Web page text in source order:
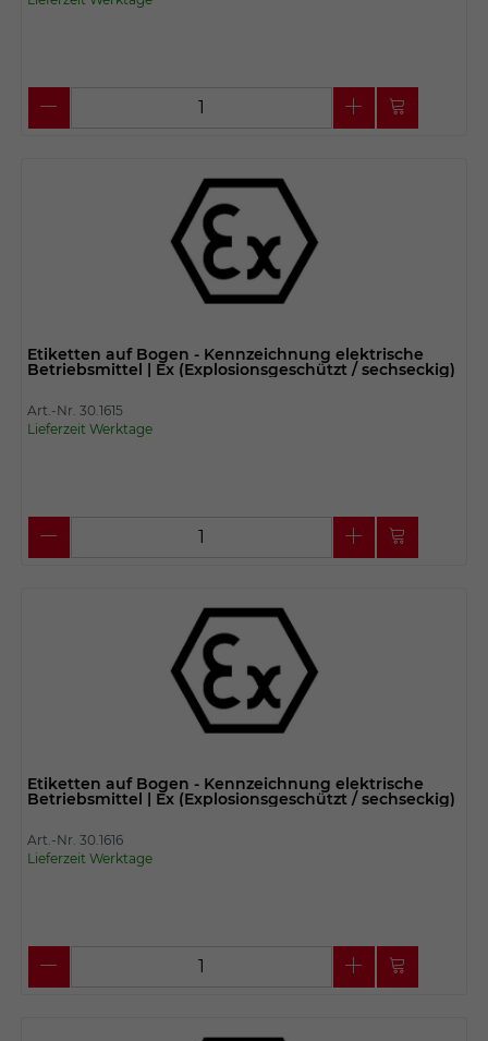
Etiketten auf Bogen - Kennzeichnung elektrische
Betriebsmittel | Ex (Explosionsgeschützt / sechseckig)
Art.-Nr. 30.1615
Lieferzeit Werktage
Etiketten auf Bogen - Kennzeichnung elektrische
Betriebsmittel | Ex (Explosionsgeschützt / sechseckig)
Art.-Nr. 30.1616
Lieferzeit Werktage